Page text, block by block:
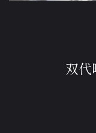
双